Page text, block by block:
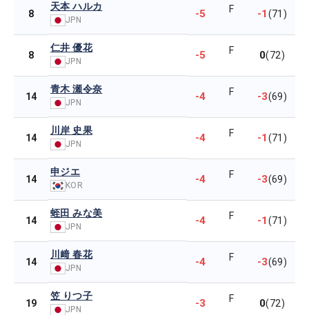
8
天本 ハルカ
JPN -5 F -1(71)
8
仁井 優花
JPN -5 F 0(72)
14
青木 瀬令奈
JPN -4 F -3(69)
14
川岸 史果
JPN -4 F -1(71)
14
申ジエ
KOR -4 F -3(69)
14
蛭田 みな美
JPN -4 F -1(71)
14
川﨑 春花
JPN -4 F -3(69)
19
笠 りつ子
JPN -3 F 0(72)